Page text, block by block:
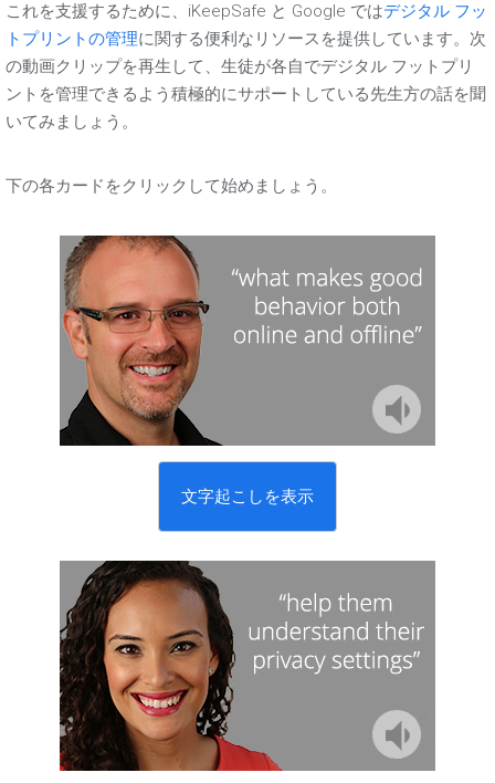
これを支援するために、iKeepSafe と Google ではデジタル フッ
トプリントの管理に関する便利なリソースを提供しています。次
の動画クリップを再生して、生徒が各自でデジタル フットプリ
ントを管理できるよう積極的にサポートしている先生方の話を聞
いてみましょう。
下の各カードをクリックして始めましょう。
文字起こしを表示